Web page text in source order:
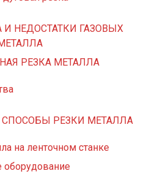
НЕДОСТАТКИ ГАЗОВЫХ
РЕЗКА МЕТАЛЛА
РЕЗКИ МЕТАЛЛА
на ленточном станке
оборудование